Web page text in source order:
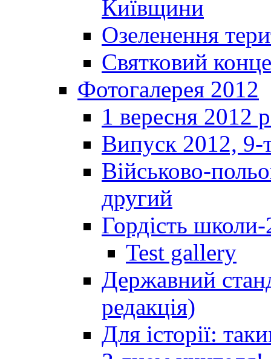
Київщини
Озеленення
Святковий
Фотогалерея 2012
1 вересня 2012
Випуск 2012, 9-
Військово-
другий
Гордість
Test gallery
Державний
редакція)
Для історії: